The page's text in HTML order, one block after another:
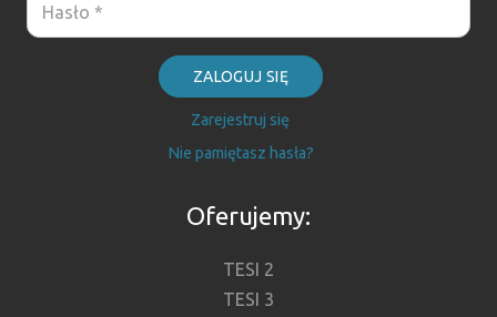
ZALOGUJ SIĘ
Zarejestruj się
Nie pamiętasz hasła?
Oferujemy:
TESI 2
TESI 3